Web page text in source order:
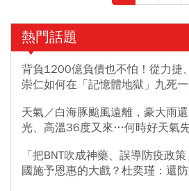
熱門話題
背負1200億負債也不怕！從力捷
崇仁如何在「記憶體地獄」九死一
天氣／白海豚颱風遠離，豪大雨
光、高溫36度又來…何時好天氣
「把BNT吹成神藥、誤導防疫政
國施予恩惠的大戲？杜奕瑾：還